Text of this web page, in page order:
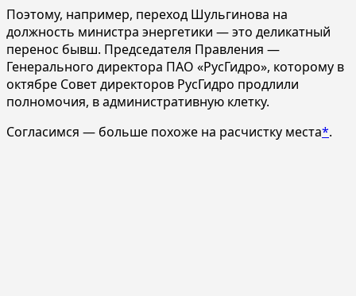
Поэтому, например, переход Шульгинова на
должность министра энергетики — это деликатный
перенос бывш. Председателя Правления —
Генерального директора ПАО «РусГидро», которому в
октябре Совет директоров РусГидро продлили
полномочия, в административную клетку.
Согласимся — больше похоже на расчистку места*.